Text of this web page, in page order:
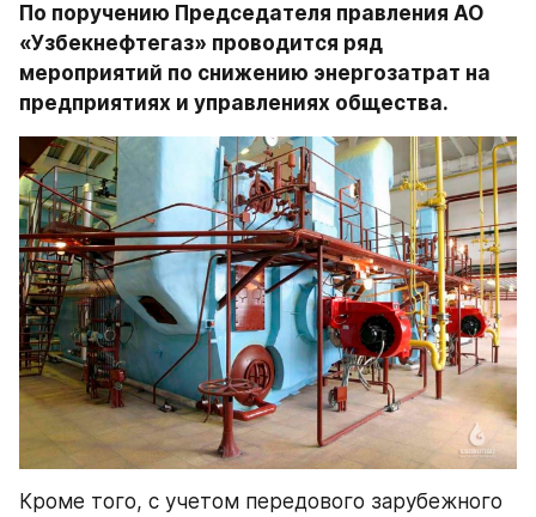
По поручению Председателя правления АО
«Узбекнефтегаз» проводится ряд
мероприятий по снижению энергозатрат на
предприятиях и управлениях общества.
Кроме того, с учетом передового зарубежного